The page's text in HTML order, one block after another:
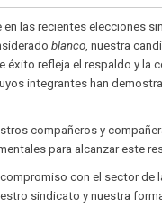
las recientes elecciones
blanco, nuestra
refleja el respaldo y la
integrantes han
compañeros y
para alcanzar este
con el sector de
sindicato y nuestra